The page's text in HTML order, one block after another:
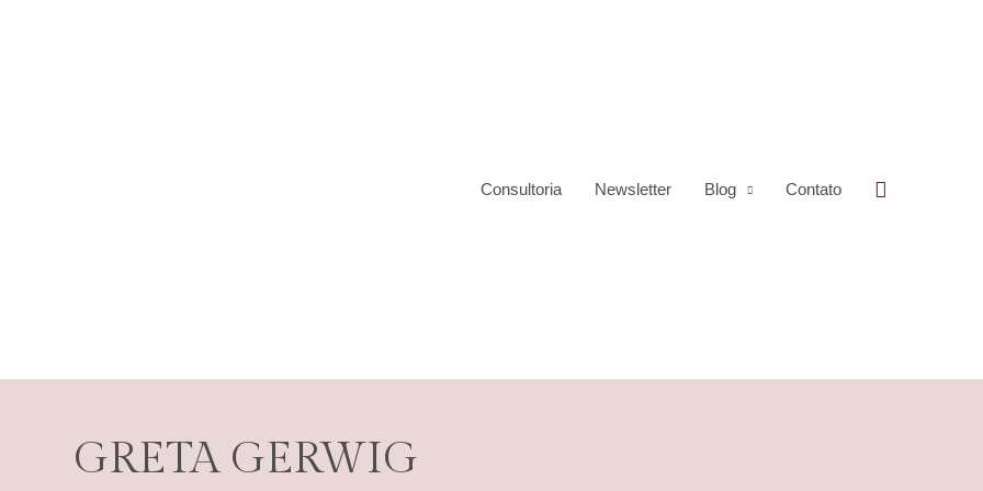
Consultoria Newsletter Blog Contato Pesquisar
GRETA GERWIG